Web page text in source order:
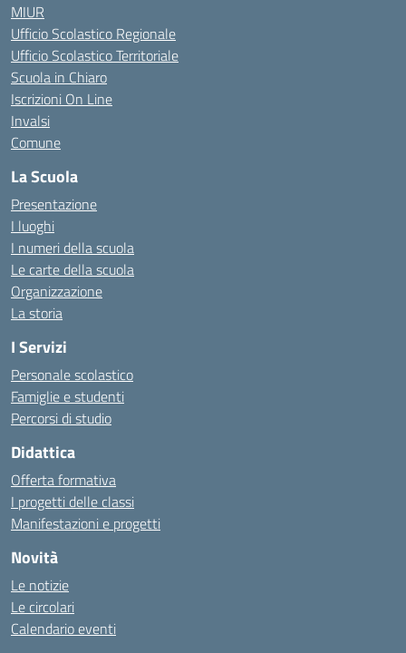
MIUR
Ufficio Scolastico Regionale
Ufficio Scolastico Territoriale
Scuola in Chiaro
Iscrizioni On Line
Invalsi
Comune
La Scuola
Presentazione
I luoghi
I numeri della scuola
Le carte della scuola
Organizzazione
La storia
I Servizi
Personale scolastico
Famiglie e studenti
Percorsi di studio
Didattica
Offerta formativa
I progetti delle classi
Manifestazioni e progetti
Novità
Le notizie
Le circolari
Calendario eventi